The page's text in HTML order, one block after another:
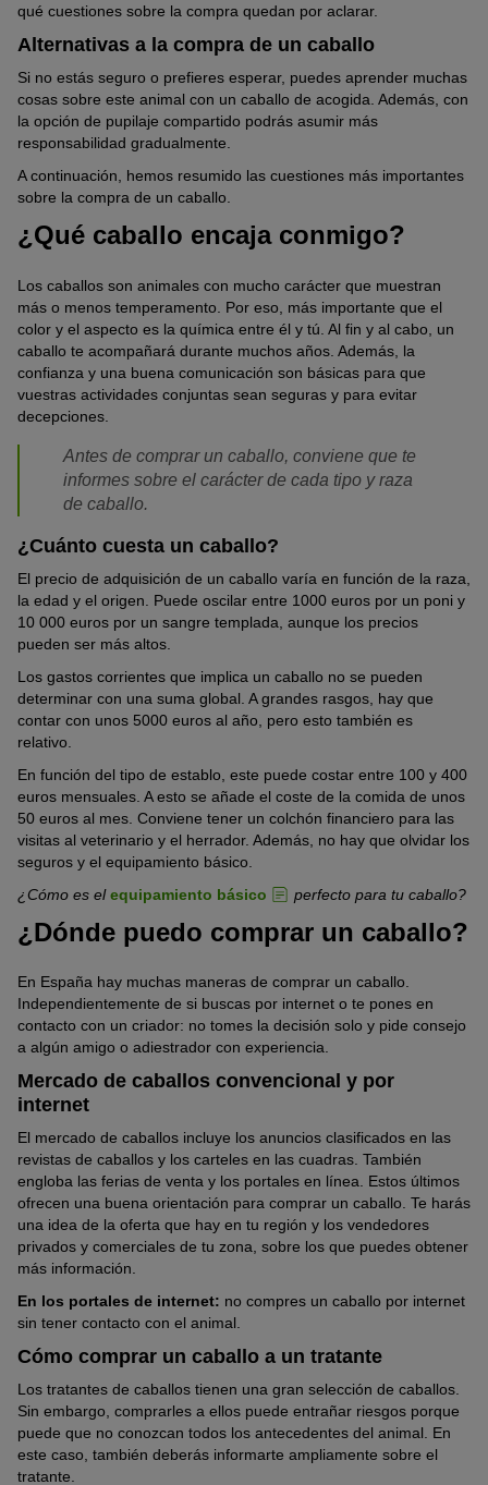
qué cuestiones sobre la compra quedan por aclarar.
Alternativas a la compra de un caballo
Si no estás seguro o prefieres esperar, puedes aprender muchas
cosas sobre este animal con un caballo de acogida. Además, con
la opción de pupilaje compartido podrás asumir más
responsabilidad gradualmente.
A continuación, hemos resumido las cuestiones más importantes
sobre la compra de un caballo.
¿Qué caballo encaja conmigo?
Los caballos son animales con mucho carácter que muestran
más o menos temperamento. Por eso, más importante que el
color y el aspecto es la química entre él y tú. Al fin y al cabo, un
caballo te acompañará durante muchos años. Además, la
confianza y una buena comunicación son básicas para que
vuestras actividades conjuntas sean seguras y para evitar
decepciones.
Antes de comprar un caballo, conviene que te
informes sobre el carácter de cada tipo y raza
de caballo.
¿Cuánto cuesta un caballo?
El precio de adquisición de un caballo varía en función de la raza,
la edad y el origen. Puede oscilar entre 1000 euros por un poni y
10 000 euros por un sangre templada, aunque los precios
pueden ser más altos.
Los gastos corrientes que implica un caballo no se pueden
determinar con una suma global. A grandes rasgos, hay que
contar con unos 5000 euros al año, pero esto también es
relativo.
En función del tipo de establo, este puede costar entre 100 y 400
euros mensuales. A esto se añade el coste de la comida de unos
50 euros al mes. Conviene tener un colchón financiero para las
visitas al veterinario y el herrador. Además, no hay que olvidar los
seguros y el equipamiento básico.
¿Cómo es elequipamiento básico perfecto para tu caballo?
¿Dónde puedo comprar un caballo?
En España hay muchas maneras de comprar un caballo.
Independientemente de si buscas por internet o te pones en
contacto con un criador: no tomes la decisión solo y pide consejo
a algún amigo o adiestrador con experiencia.
Mercado de caballos convencional y por
internet
El mercado de caballos incluye los anuncios clasificados en las
revistas de caballos y los carteles en las cuadras. También
engloba las ferias de venta y los portales en línea. Estos últimos
ofrecen una buena orientación para comprar un caballo. Te harás
una idea de la oferta que hay en tu región y los vendedores
privados y comerciales de tu zona, sobre los que puedes obtener
más información.
En los portales de internet: no compres un caballo por internet
sin tener contacto con el animal.
Cómo comprar un caballo a un tratante
Los tratantes de caballos tienen una gran selección de caballos.
Sin embargo, comprarles a ellos puede entrañar riesgos porque
puede que no conozcan todos los antecedentes del animal. En
este caso, también deberás informarte ampliamente sobre el
tratante.